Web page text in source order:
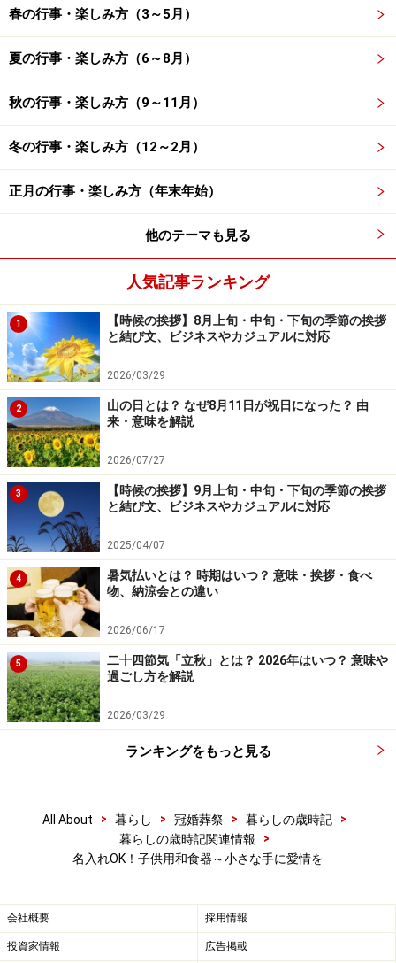
大人用の食器は数多くありますが、子供用となるとベビ
ー服売り場の一角や食器売り場に少しあるだけの場合が
多いと思います。また、日本各地で素晴らしい器がいろ
いろ作られているのに、数多くの商品が一度に見られる
お店が今まで無かったので、そういう器を皆様にご覧い
ガイド：
ますが、あえて割れる可能性がある本物の和食器に触れ
させる。これは大切なことですね。
小夏・高橋店長：
ええ。割れない食器(プラスチック等)を使っていると、
割れないから平気で落としたり乱暴に扱ったりします。
しかし、そういう扱いをすると本物は割れることをきち
んと教えたほうがいいですし、自分の食器を持つことに
よって、ものを大事にする気持ちや日本の伝統文化を大
事にしようとする心が育まれるのです。
店長セレクト！ご予算１万円贈答セット（男の子用）
車箸置￥525／車箸￥1,260／乗物飯碗￥1,260／乗物湯呑
￥1,260／乗物小判皿￥1,575／乗物汁椀￥4,515⇒合計
￥10,395
ガイド：
そうですね。でも親のほうが割ってしまいそうで……
小夏・高橋店長：
お子様に割れるから大事にするように話していたお母様
が割ってしまい、お子様に泣かれて慌てて同じ商品を買
ガイド：
その気持ちよくわかります。親のほうもそうやって成長
するんです（笑）。
また、
自分の器に名前を入れてくれるサービスが大人気
春の行事・楽しみ方（3～5月）
夏の行事・楽しみ方（6～8月）
秋の行事・楽しみ方（9～11月）
冬の行事・楽しみ方（12～2月）
正月の行事・楽しみ方（年末年始）
他のテーマも見る
人気記事ランキング
1
【時候の挨拶】8月上旬・中旬・下旬の季節の挨拶
と結び文、ビジネスやカジュアルに対応
2026/03/29
2
山の日とは？ なぜ8月11日が祝日になった？ 由
来・意味を解説
2026/07/27
3
【時候の挨拶】9月上旬・中旬・下旬の季節の挨拶
と結び文、ビジネスやカジュアルに対応
2025/04/07
4
暑気払いとは？ 時期はいつ？ 意味・挨拶・食べ
物、納涼会との違い
2026/06/17
5
二十四節気「立秋」とは？ 2026年はいつ？ 意味や
過ごし方を解説
2026/03/29
ランキングをもっと見る
All About > 暮らし > 冠婚葬祭 > 暮らしの歳時記
>
暮らしの歳時記関連情報
>
名入れOK！子供用和食器～小さな手に愛情を
会社概要 採用情報
投資家情報 広告掲載